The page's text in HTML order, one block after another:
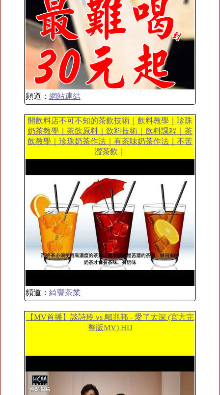
頻道： 網站連結
開飲料店不可不知的茶飲技術｜飲料教學｜珍珠
奶茶教學｜茶飲原料｜飲料技術｜飲料課程｜茶
飲教學｜珍珠奶茶作法｜有茶味奶茶作法｜不苦
澀茶飲｜
頻道： 綺豐茶業
【MV首播】談詩玲 vs 鄔兆邦 - 愛了太深 (官方完
整版MV) HD